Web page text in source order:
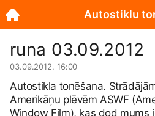
runa 03.09.2012
03.09.2012. 16:00
Autostikla tonēšana.
Amerikāņu plēvēm ASWF
Window Film), kas dod mums
Autostiklu